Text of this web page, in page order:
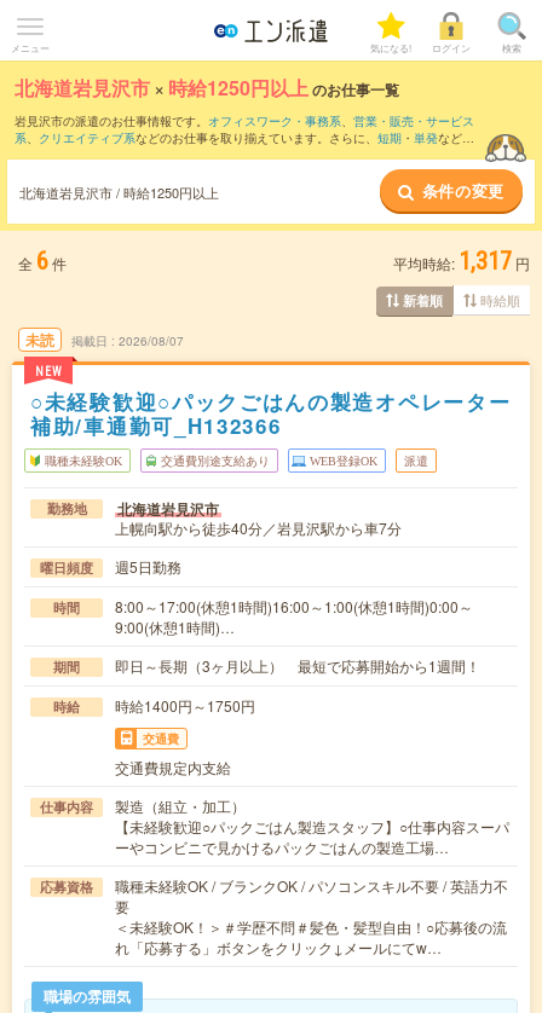
メニュー 気になる! ログイン 検索
北海道岩見沢市 × 時給1250円以上のお仕事一覧
岩見沢市の派遣のお仕事情報です。 オフィスワーク・事務系、 営業・販売・サービス
系、 クリエイティブ系などのお仕事を取り揃えています。さらに、 短期 ・ 単発などの
北海道岩見沢市 / 時給1250円以上 条件の変更
全 6件 平均時給: 1,317 円
新着順 時給順
未読
NEW
掲載日 2026/08/07
○未経験歓迎○パックごはんの製造オペレーター
補助/車通勤可_H132366
職種未経験OK 交通費別途支給あり WEB登録OK 派遣
勤務地 北海道岩見沢市
上幌向駅から徒歩40分／岩見沢駅から車7分
曜日頻度 週5日勤務
時間
8:00～17:00(休憩1時間)16:00～1:00(休憩1時間)0:00～
9:00(休憩1時間)…
期間 即日～長期（3ヶ月以上） 最短で応募開始から1週間！
時給 時給1400円～1750円
交通費
交通費規定内支給
仕事内容
製造（組立・加工）
【未経験歓迎○パックごはん製造スタッフ】○仕事内容スーパ
ーやコンビニで見かけるパックごはんの製造工場…
応募資格
職種未経験OK / ブランクOK / パソコンスキル不要 / 英語力不
要
＜未経験OK！＞＃学歴不問＃髪色・髪型自由！○応募後の流
れ「応募する」ボタンをクリック↓メールにてw…
職場の雰囲気